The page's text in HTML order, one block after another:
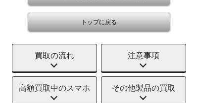
トップに戻る
買取の流れ 注意事項
高額買取中のスマホ その他製品の買取